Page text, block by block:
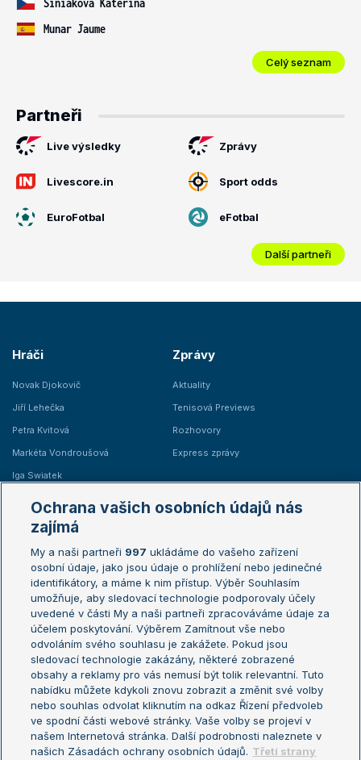
Siniaková Kateřina
Munar Jaume
Celý seznam
Partneři
Live výsledky Zprávy
Livescore.in Sport odds
EuroFotbal eFotbal
Další partneři
Hráči
Novak Djokovič
Jiří Lehečka
Petra Kvitová
Markéta Vondroušová
Iga Swiatek
Zprávy
Aktuality
Tenisová Previews
Rozhovory
Express zprávy
Žebříčky
Žebříček ATP (muži)
Žebříček WTA (ženy)
Sázkařský žebříček
Australian Open
French Open
Wimbledon
US Open
Turnaj mistrů
Turnaj mistryň
Aktualní trendy
Fotbalové přestupy
Livesport Daily
Ochrana vašich osobních údajů nás
zajímá
My a naši partneři 997 ukládáme do vašeho zařízení
osobní údaje, jako jsou údaje o prohlížení nebo jedinečné
identifikátory, a máme k nim přístup. Výběr Souhlasím
umožňuje, aby sledovací technologie podporovaly účely
uvedené v části My a naši partneři zpracováváme údaje za
účelem poskytování. Výběrem Zamítnout vše nebo
odvoláním svého souhlasu je zakážete. Pokud jsou
sledovací technologie zakázány, některé zobrazené
obsahy a reklamy pro vás nemusí být tolik relevantní. Tuto
nabídku můžete kdykoli znovu zobrazit a změnit své volby
nebo souhlas odvolat kliknutím na odkaz Řízení předvoleb
ve spodní části webové stránky. Vaše volby se projeví v
našem Internetová stránka. Další podrobnosti naleznete v
našich Zásadách ochrany osobních údajů. Třetí strany